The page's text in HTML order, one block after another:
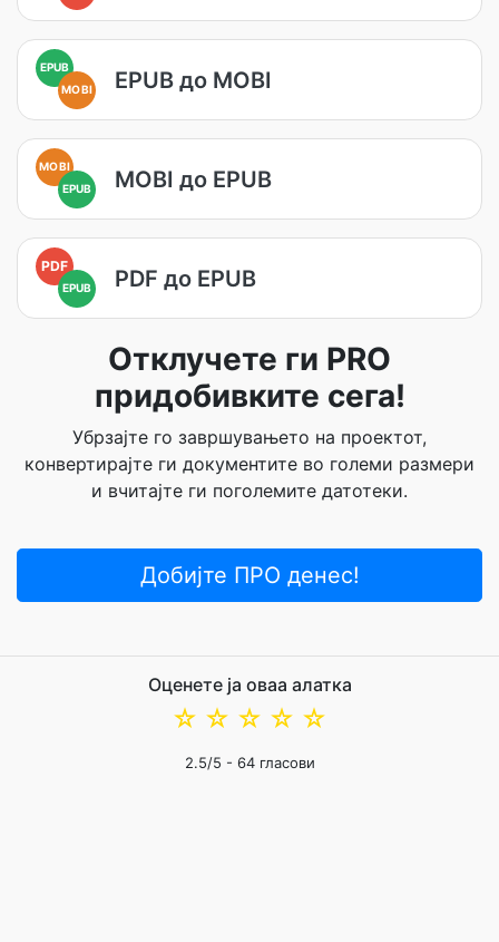
EPUB
MOBI
EPUB до MOBI
MOBI
EPUB
MOBI до EPUB
PDF
EPUB PDF до EPUB
Отклучете ги PRO
придобивките сега!
Убрзајте го завршувањето на проектот,
конвертирајте ги документите во големи размери
и вчитајте ги поголемите датотеки.
Добијте ПРО денес!
Оценете ја оваа алатка
☆
☆
☆
☆
☆
2.5/5 - 64гласови